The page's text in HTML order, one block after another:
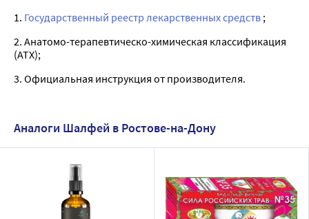
1. Государственный реестр лекарственных средств ;
2. Анатомо-терапевтическо-химическая классификация
(ATX);
3. Официальная инструкция от производителя.
Аналоги Шалфей в Ростове-на-Дону